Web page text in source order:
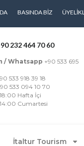
BASINDA BIZ
232 464 70 60
/ Whatsapp +90 533 695
533 918 39 18
533 094 10 70
Hafta İçi
Cumartesi
İtaltur Tourism